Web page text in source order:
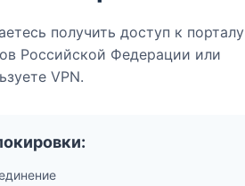
получить доступ к порталу
Российской Федерации или
VPN.